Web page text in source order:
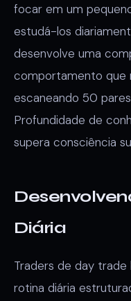
focar em um
estudá-los
desenvolve uma
comportamento que
escaneando 50
Profundidade de
supera consciência
Diária
Traders de day
rotina diária